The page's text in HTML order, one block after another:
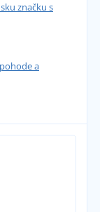
značku s
a